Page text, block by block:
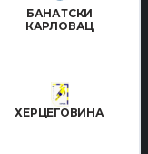
БАНАТСКИ
КАРЛОВАЦ
ХЕРЦЕГОВИНА